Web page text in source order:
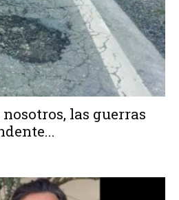
las guerras